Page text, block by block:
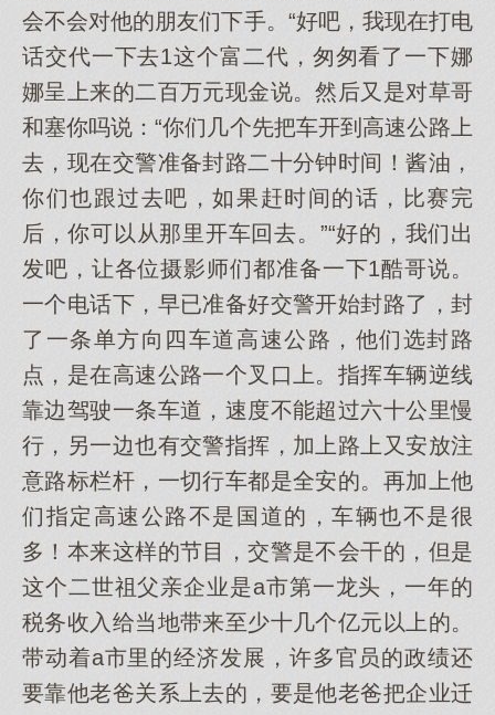
会不会对他的朋友们下手。“好吧，我现在打电
话交代一下去1这个富二代，匆匆看了一下娜
娜呈上来的二百万元现金说。然后又是对草哥
和塞你吗说：“你们几个先把车开到高速公路上
去，现在交警准备封路二十分钟时间！酱油，
你们也跟过去吧，如果赶时间的话，比赛完
后，你可以从那里开车回去。”“好的，我们出
发吧，让各位摄影师们都准备一下1酷哥说。
一个电话下，早已准备好交警开始封路了，封
了一条单方向四车道高速公路，他们选封路
点，是在高速公路一个叉口上。指挥车辆逆线
靠边驾驶一条车道，速度不能超过六十公里慢
行，另一边也有交警指挥，加上路上又安放注
意路标栏杆，一切行车都是全安的。再加上他
们指定高速公路不是国道的，车辆也不是很
多！本来这样的节目，交警是不会干的，但是
这个二世祖父亲企业是a市第一龙头，一年的
税务收入给当地带来至少十几个亿元以上的。
带动着a市里的经济发展，许多官员的政绩还
要靠他老爸关系上去的，要是他老爸把企业迁